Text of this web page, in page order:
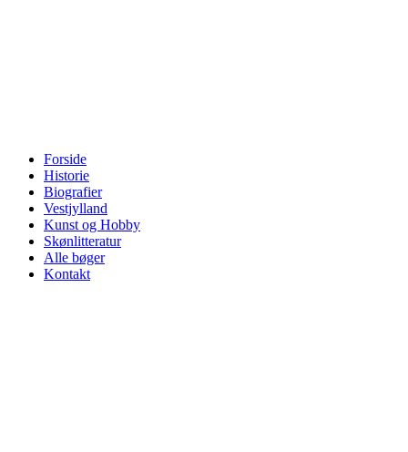
Forside
Historie
Biografier
Vestjylland
Kunst og Hobby
Skønlitteratur
Alle bøger
Kontakt